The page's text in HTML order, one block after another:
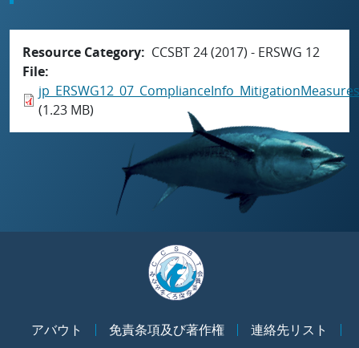
Resource Category
CCSBT 24 (2017) - ERSWG 12
File
(1.23 MB)
アバウト 免責条項及び著作権 連絡先リスト